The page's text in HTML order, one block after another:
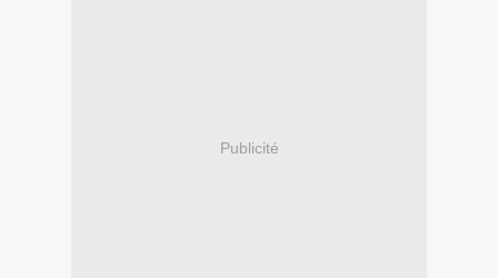
Publicité